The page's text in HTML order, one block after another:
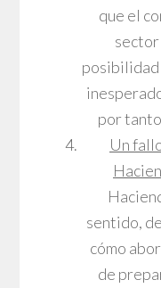
que el
sector
por
Un
sentido,
cómo
de